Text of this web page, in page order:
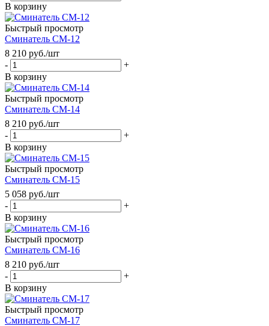
В корзину
Быстрый просмотр
Сминатель СМ-12
8 210 руб./шт
-
+
В корзину
Быстрый просмотр
Сминатель СМ-14
8 210 руб./шт
-
+
В корзину
Быстрый просмотр
Сминатель СМ-15
5 058 руб./шт
-
+
В корзину
Быстрый просмотр
Сминатель СМ-16
8 210 руб./шт
-
+
В корзину
Быстрый просмотр
Сминатель СМ-17